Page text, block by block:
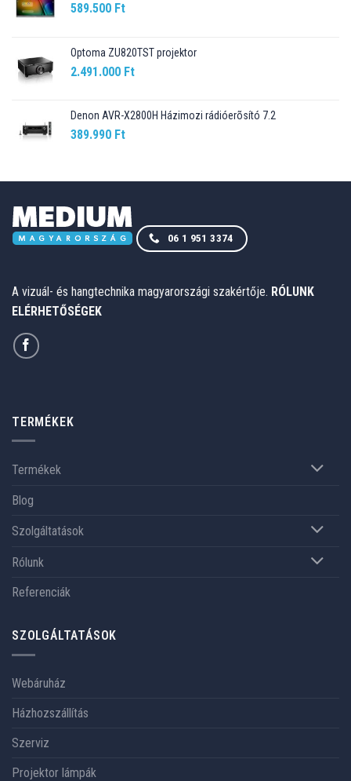
589.500 Ft
Optoma ZU820TST projektor
2.491.000 Ft
Denon AVR-X2800H Házimozi rádióerõsító 7.2
389.990 Ft
06 1 951 3374
A vizuál- és hangtechnika magyarországi szakértője. RÓLUNK
ELÉRHETŐSÉGEK
TERMÉKEK
Termékek
Blog
Szolgáltatások
Rólunk
Referenciák
SZOLGÁLTATÁSOK
Webáruház
Házhozszállítás
Szerviz
Projektor lámpák